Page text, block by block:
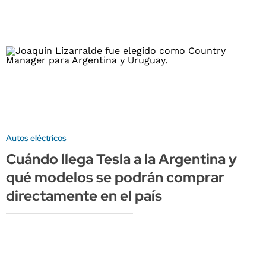
Autos eléctricos
Cuándo llega Tesla a la Argentina y
qué modelos se podrán comprar
directamente en el país